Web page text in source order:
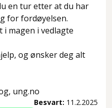
en tur etter at du har
for fordøyelsen.
i magen i vedlagte
og ønsker deg alt
ung.no
Besvart: 11.2.2025